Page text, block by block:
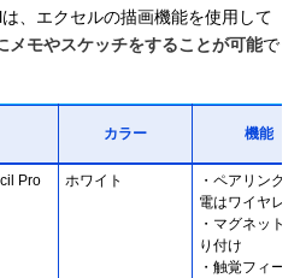
、エクセルの描画機能を使用して
メモやスケッチをすることが可能で
カラー 機能
Pro ホワイト
・ペアリングと
電はワイヤレス
・マグネットで
り付け
・触覚フィード